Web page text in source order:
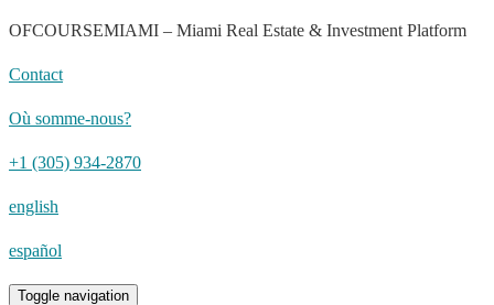
OFCOURSEMIAMI – Miami Real Estate & Investment Platform
Contact
Où somme-nous?
+1 (305) 934-2870
english
español
Toggle navigation